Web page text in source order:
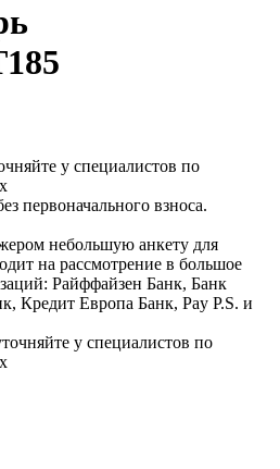
у специалистов по
первоначального взноса.
небольшую анкету для
на рассмотрение в большое
Райффайзен Банк, Банк
Кредит Европа Банк, Pay P.S. и
у специалистов по